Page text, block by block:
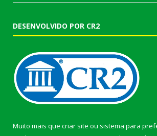
DESENVOLVIDO POR CR2
Muito mais que criar site ou sistema para